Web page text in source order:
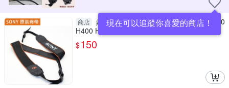
現在可以追蹤你喜愛的商店！
商店
鼎鴻@索尼 SONY DSC-HX400 HX300
H400 H300 HX200照相機原裝肩帶/背帶
$150